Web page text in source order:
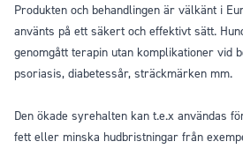
Produkten och behandlingen är välkänt i
använts på ett säkert och effektivt sätt.
genomgått terapin utan komplikationer vid
psoriasis, diabetessår, sträckmärken mm.
Den ökade syrehalten kan t.e.x användas
fett eller minska hudbristningar från